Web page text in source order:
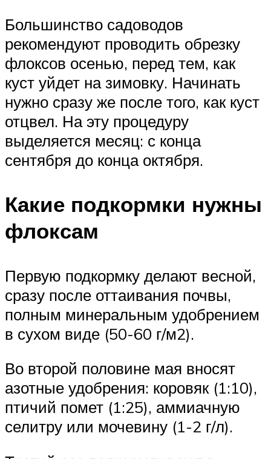
Большинство садоводов
рекомендуют проводить обрезку
флоксов осенью, перед тем, как
куст уйдет на зимовку. Начинать
нужно сразу же после того, как куст
отцвел. На эту процедуру
выделяется месяц: с конца
сентября до конца октября.
Какие подкормки нужны
флоксам
Первую подкормку делают весной,
сразу после оттаивания почвы,
полным минеральным удобрением
в сухом виде (50-60 г/м2).
Во второй половине мая вносят
азотные удобрения: коровяк (1:10),
птичий помет (1:25), аммиачную
селитру или мочевину (1-2 г/л).